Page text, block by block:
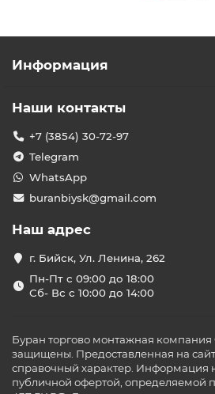
Информация
Наши контакты
+7 (3854) 30-72-97
Telegram
WhatsApp
buranbiysk@gmail.com
Наш адрес
г. Бийск, Ул. Ленина, 262
Пн-Пт с 09:00 до 18:00
Сб- Вс с 10:00 до 14:00
Буран торгово монтажная
защищены. Предоставленная на
справочный характер. Информация
публичной офертой, определяемой